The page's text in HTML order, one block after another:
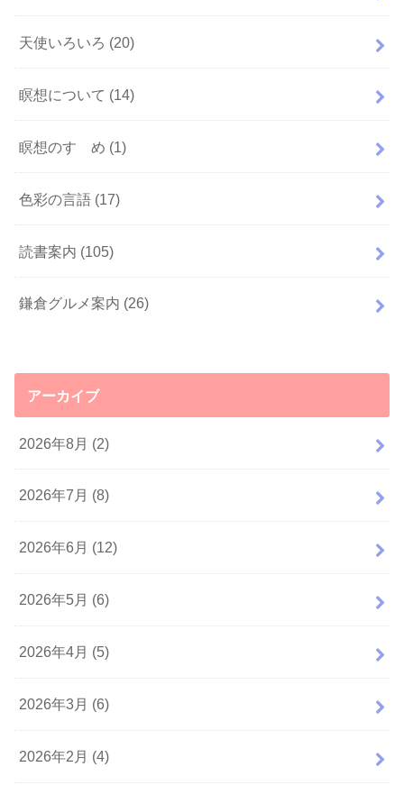
天使いろいろ (20)
瞑想について (14)
瞑想のすゝめ (1)
色彩の言語 (17)
読書案内 (105)
鎌倉グルメ案内 (26)
アーカイブ
2026年8月 (2)
2026年7月 (8)
2026年6月 (12)
2026年5月 (6)
2026年4月 (5)
2026年3月 (6)
2026年2月 (4)